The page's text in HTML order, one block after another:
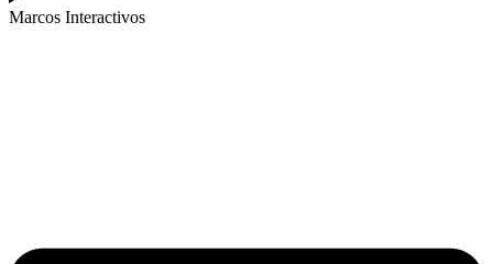
Marcos Interactivos